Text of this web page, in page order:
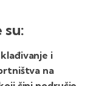
su:
i
na